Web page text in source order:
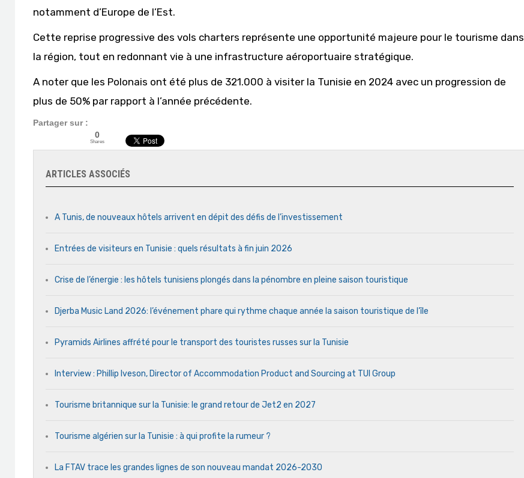
notamment d’Europe de l’Est.
Cette reprise progressive des vols charters représente une opportunité majeure pour le tourisme dans
la région, tout en redonnant vie à une infrastructure aéroportuaire stratégique.
A noter que les Polonais ont été plus de 321.000 à visiter la Tunisie en 2024 avec un progression de
plus de 50% par rapport à l’année précédente.
Partager sur :
0
Shares
ARTICLES ASSOCIÉS
A Tunis, de nouveaux hôtels arrivent en dépit des défis de l’investissement
Entrées de visiteurs en Tunisie : quels résultats à fin juin 2026
Crise de l’énergie : les hôtels tunisiens plongés dans la pénombre en pleine saison touristique
Djerba Music Land 2026: l’événement phare qui rythme chaque année la saison touristique de l’île
Pyramids Airlines affrété pour le transport des touristes russes sur la Tunisie
Interview : Phillip Iveson, Director of Accommodation Product and Sourcing at TUI Group
Tourisme britannique sur la Tunisie: le grand retour de Jet2 en 2027
Tourisme algérien sur la Tunisie : à qui profite la rumeur ?
La FTAV trace les grandes lignes de son nouveau mandat 2026-2030